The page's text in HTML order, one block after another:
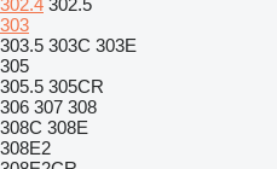
302.4 302.5
303
303.5 303C 303E
305
305.5 305CR
306 307 308
308C 308E
308E2